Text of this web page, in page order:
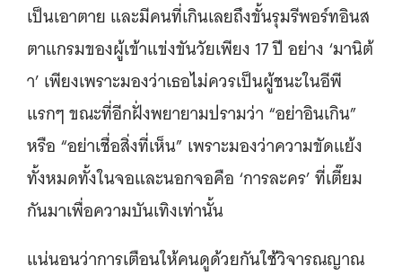
เป็นเอาตาย และมีคนที่เกินเลยถึงขั้นรุมรีพอร์ทอินส
ตาแกรมของผู้เข้าแข่งขันวัยเพียง 17 ปี อย่าง ‘มานิต้
า’ เพียงเพราะมองว่าเธอไม่ควรเป็นผู้ชนะในอีพี
แรกๆ ขณะที่อีกฝั่งพยายามปรามว่า “อย่าอินเกิน”
หรือ “อย่าเชื่อสิ่งที่เห็น” เพราะมองว่าความขัดแย้ง
ทั้งหมดทั้งในจอและนอกจอคือ ‘การละคร’ ที่เตี๊ยม
กันมาเพื่อความบันเทิงเท่านั้น
แน่นอนว่าการเตือนให้คนดูด้วยกันใช้วิจารณญาณ